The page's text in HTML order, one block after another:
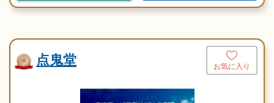
点鬼堂 お気に入り